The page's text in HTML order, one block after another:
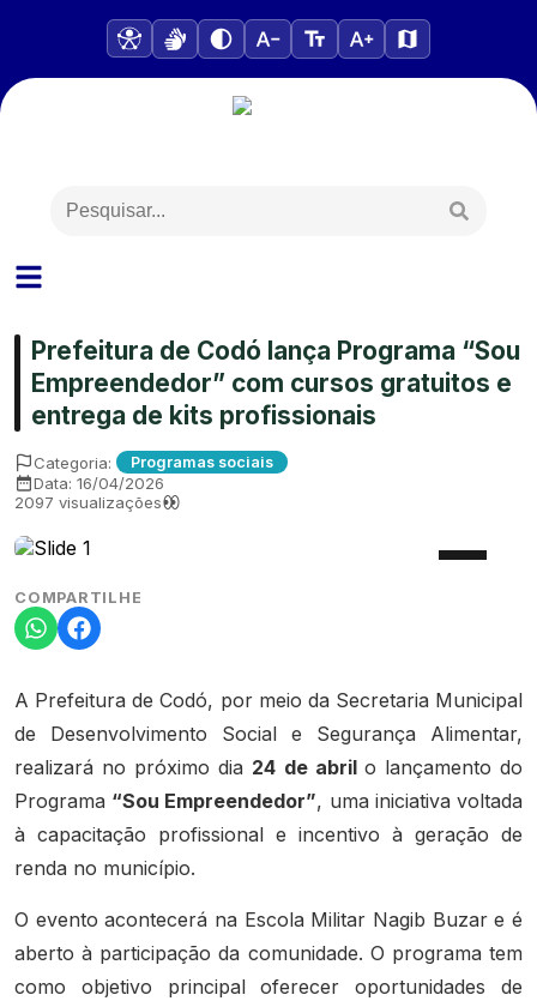
Prefeitura de Codó lança Programa “Sou
Empreendedor” com cursos gratuitos e
entrega de kits profissionais
Categoria: Programas sociais
Data: 16/04/2026
2097 visualizações
COMPARTILHE
A Prefeitura de Codó, por meio da Secretaria Municipal
de Desenvolvimento Social e Segurança Alimentar,
realizará no próximo dia 24 de abril o lançamento do
Programa “Sou Empreendedor”, uma iniciativa voltada
à capacitação profissional e incentivo à geração de
renda no município.
O evento acontecerá na Escola Militar Nagib Buzar e é
aberto à participação da comunidade. O programa tem
como objetivo principal oferecer oportunidades de